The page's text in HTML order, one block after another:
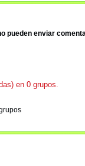
pueden enviar
en 0 grupos.